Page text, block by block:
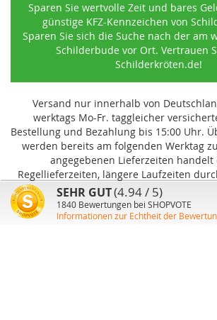
Sparen Sie wertvolle Zeit und bares
günstige KFZ-Kennzeichen von
Sparen Sie sich die Suche nach der am
Schilderbude vor Ort. Vertrauen
Schilderkröten.de!
Versand nur innerhalb von
werktags Mo-Fr. taggleicher
Bestellung und Bezahlung bis 15:00 Uhr.
werden bereits am folgenden Werktag
angegebenen Lieferzeiten handelt
Regellieferzeiten, längere Laufzeiten
Einzelfall möglich und können von uns
werden.
SEHR GUT(4.94 / 5)
1840 Bewertungen bei SHOPVOTE
Informationen zur Echtheit der